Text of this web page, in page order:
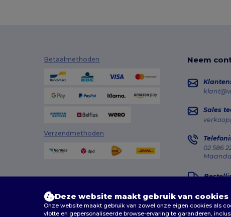
Betaalmethoden
Verzendmethoden
Neem
Sales
02 586
Deze website maakt gebruik van cookies
Onze website maakt gebruik van zowel onze eigen cookies als
vlotte en gepersonaliseerde browse-ervaring te garanderen,